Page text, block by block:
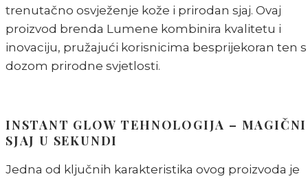
trenutačno osvježenje kože i prirodan sjaj. Ovaj
proizvod brenda Lumene kombinira kvalitetu i
inovaciju, pružajući korisnicima besprijekoran ten s
dozom prirodne svjetlosti.
INSTANT GLOW TEHNOLOGIJA – MAGIČNI
SJAJ U SEKUNDI
Jedna od ključnih karakteristika ovog proizvoda je